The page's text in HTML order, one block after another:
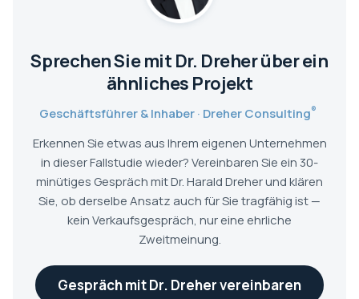
Sprechen Sie mit Dr. Dreher über ein
ähnliches Projekt
Geschäftsführer & Inhaber · Dreher Consulting®
Erkennen Sie etwas aus Ihrem eigenen Unternehmen
in dieser Fallstudie wieder? Vereinbaren Sie ein 30-
minütiges Gespräch mit Dr. Harald Dreher und klären
Sie, ob derselbe Ansatz auch für Sie tragfähig ist —
kein Verkaufsgespräch, nur eine ehrliche
Zweitmeinung.
Gespräch mit Dr. Dreher vereinbaren